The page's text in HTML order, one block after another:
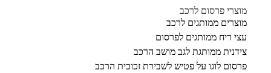
מוצרי פרסום לרכב
מוצרים ממותגים לרכב
עצי ריח ממותגים לפרסום
צידנית ממותגת לגב מושב הרכב
פרסום לוגו על פטיש לשבירת זכוכית הרכב